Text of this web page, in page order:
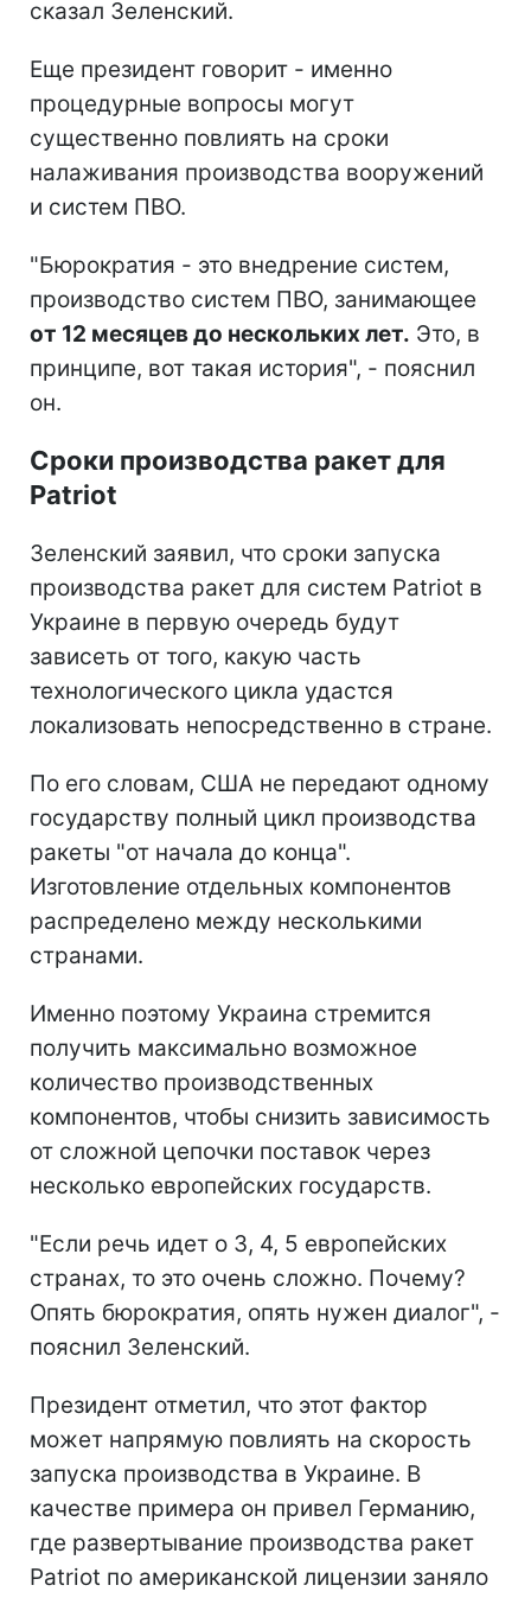
сказал Зеленский.
Еще президент говорит - именно
процедурные вопросы могут
существенно повлиять на сроки
налаживания производства вооружений
и систем ПВО.
"Бюрократия - это внедрение систем,
производство систем ПВО, занимающее
от 12 месяцев до нескольких лет. Это, в
принципе, вот такая история", - пояснил
он.
Сроки производства ракет для
Patriot
Зеленский заявил, что сроки запуска
производства ракет для систем Patriot в
Украине в первую очередь будут
зависеть от того, какую часть
технологического цикла удастся
локализовать непосредственно в стране.
По его словам, США не передают одному
государству полный цикл производства
ракеты "от начала до конца".
Изготовление отдельных компонентов
распределено между несколькими
странами.
Именно поэтому Украина стремится
получить максимально возможное
количество производственных
компонентов, чтобы снизить зависимость
от сложной цепочки поставок через
несколько европейских государств.
"Если речь идет о 3, 4, 5 европейских
странах, то это очень сложно. Почему?
Опять бюрократия, опять нужен диалог", -
пояснил Зеленский.
Президент отметил, что этот фактор
может напрямую повлиять на скорость
запуска производства в Украине. В
качестве примера он привел Германию,
где развертывание производства ракет
Patriot по американской лицензии заняло